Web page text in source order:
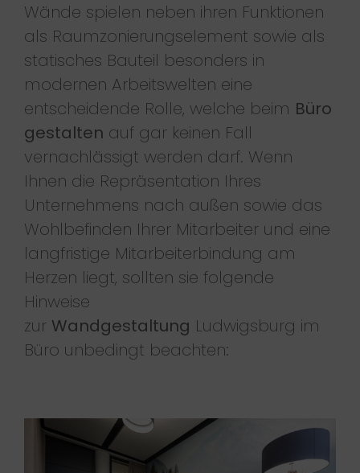
Wände spielen neben ihren Funktionen
als Raumzonierungselement sowie als
statisches Bauteil besonders in
modernen Arbeitswelten eine
entscheidende Rolle, welche beim Büro
gestalten auf gar keinen Fall
vernachlässigt werden darf. Wenn
Ihnen die Repräsentation Ihres
Unternehmens nach außen sowie das
Wohlbefinden Ihrer Mitarbeiter und eine
langfristige Mitarbeiterbindung am
Herzen liegt, sollten sie folgende
Hinweise
zur Wandgestaltung Ludwigsburg im
Büro unbedingt beachten: